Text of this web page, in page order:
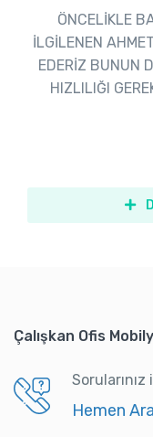
ÖNCELİKLE
İLGİLENEN
EDERİZ BUNUN
HIZLILIĞI
Çalışkan Ofis
Sorularınız
Hemen